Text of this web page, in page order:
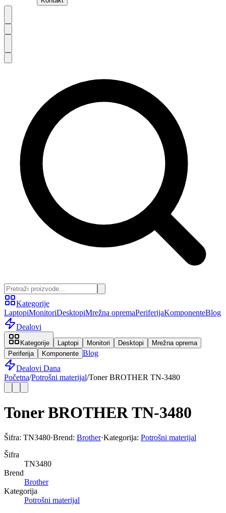
Kategorije
LaptopiMonitoriDesktopiMrežna opremaPeriferijaKomponenteBlog
Dealovi
Kategorije Laptopi Monitori Desktopi
Mrežna oprema
Periferija
Komponente Blog
Dealovi Dana
Početna/Potrošni materijal/Toner BROTHER TN-3480
Toner BROTHER TN-3480
Šifra: TN3480·Brend: Brother·Kategorija: Potrošni materijal
Šifra
TN3480
Brend
Brother
Kategorija
Potrošni materijal